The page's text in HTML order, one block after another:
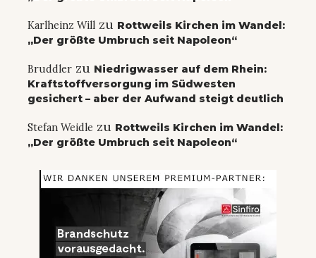
Karlheinz Will zu Rottweils Kirchen im Wandel:
„Der größte Umbruch seit Napoleon“
Bruddler zu Niedrigwasser auf dem Rhein:
Kraftstoffversorgung im Südwesten
gesichert – aber der Aufwand steigt deutlich
Stefan Weidle zu Rottweils Kirchen im Wandel:
„Der größte Umbruch seit Napoleon“